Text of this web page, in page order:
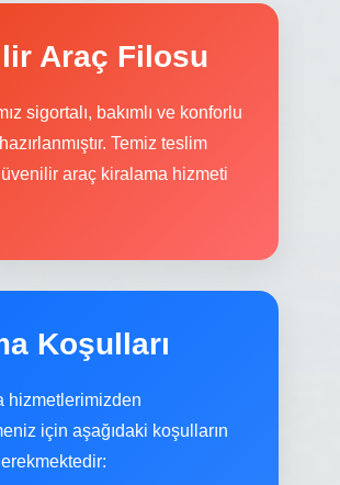
Araç Filosu
sigortalı, bakımlı ve konforlu
Temiz teslim
araç kiralama hizmeti
Koşulları
hizmetlerimizden
için aşağıdaki koşulların